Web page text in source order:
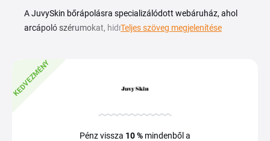
A JuvySkin bőrápolásra specializálódott webáruház, ahol
arcápoló szérumokat, hidratálókat és bőrmegújító
be a napi rutinodhoz tartozó darabokat, legyen szó
tisztításról, hidratálásról vagy célzott ápolásról. Ezen az
így egyetlen áttekintésben látod, mivel spórolhatsz a
Teljes szöveg megjelenítése
KEDVEZMÉNY
Pénz vissza 10 % mindenből a